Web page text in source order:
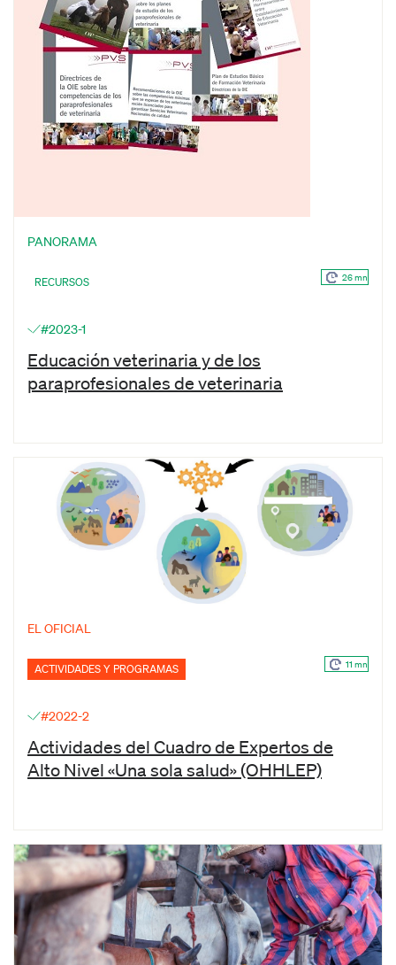
PANORAMA
RECURSOS 26 mn
#2023-1
Educación veterinaria y de los
paraprofesionales de veterinaria
EL OFICIAL
ACTIVIDADES Y PROGRAMAS 11 mn
#2022-2
Actividades del Cuadro de Expertos de
Alto Nivel «Una sola salud» (OHHLEP)